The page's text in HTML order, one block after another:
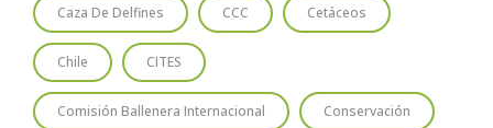
Caza De Delfines CCC Cetáceos
Chile CITES
Comisión Ballenera Internacional Conservación